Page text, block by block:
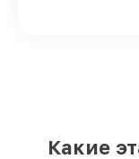
Какие